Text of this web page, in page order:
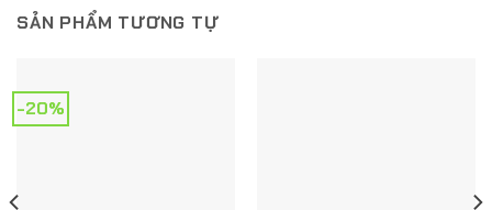
SẢN PHẨM TƯƠNG TỰ
-20%